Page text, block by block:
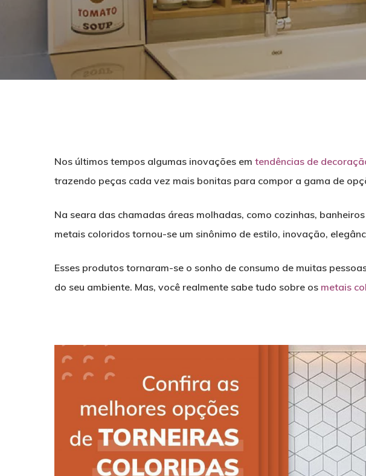
Nos últimos tempos algumas inovações emtendências de
trazendo peças cada vez mais bonitas para compor a gama de
Na seara das chamadas áreas molhadas, como cozinhas,
metais coloridos tornou-se um sinônimo de estilo, inovação,
Esses produtos tornaram-se o sonho de consumo de muitas
do seu ambiente. Mas, você realmente sabe tudo sobre os metais